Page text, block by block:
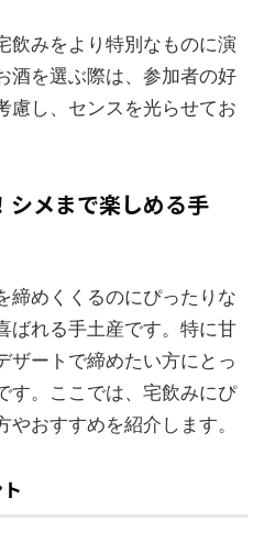
飲みをより特別なものに演
酒を選ぶ際は、参加者の好
慮し、センスを光らせてお
シメまで楽しめる手
締めくくるのにぴったりな
ばれる手土産です。特に甘
ザートで締めたい方にとっ
す。ここでは、宅飲みにぴ
おすすめを紹介します。